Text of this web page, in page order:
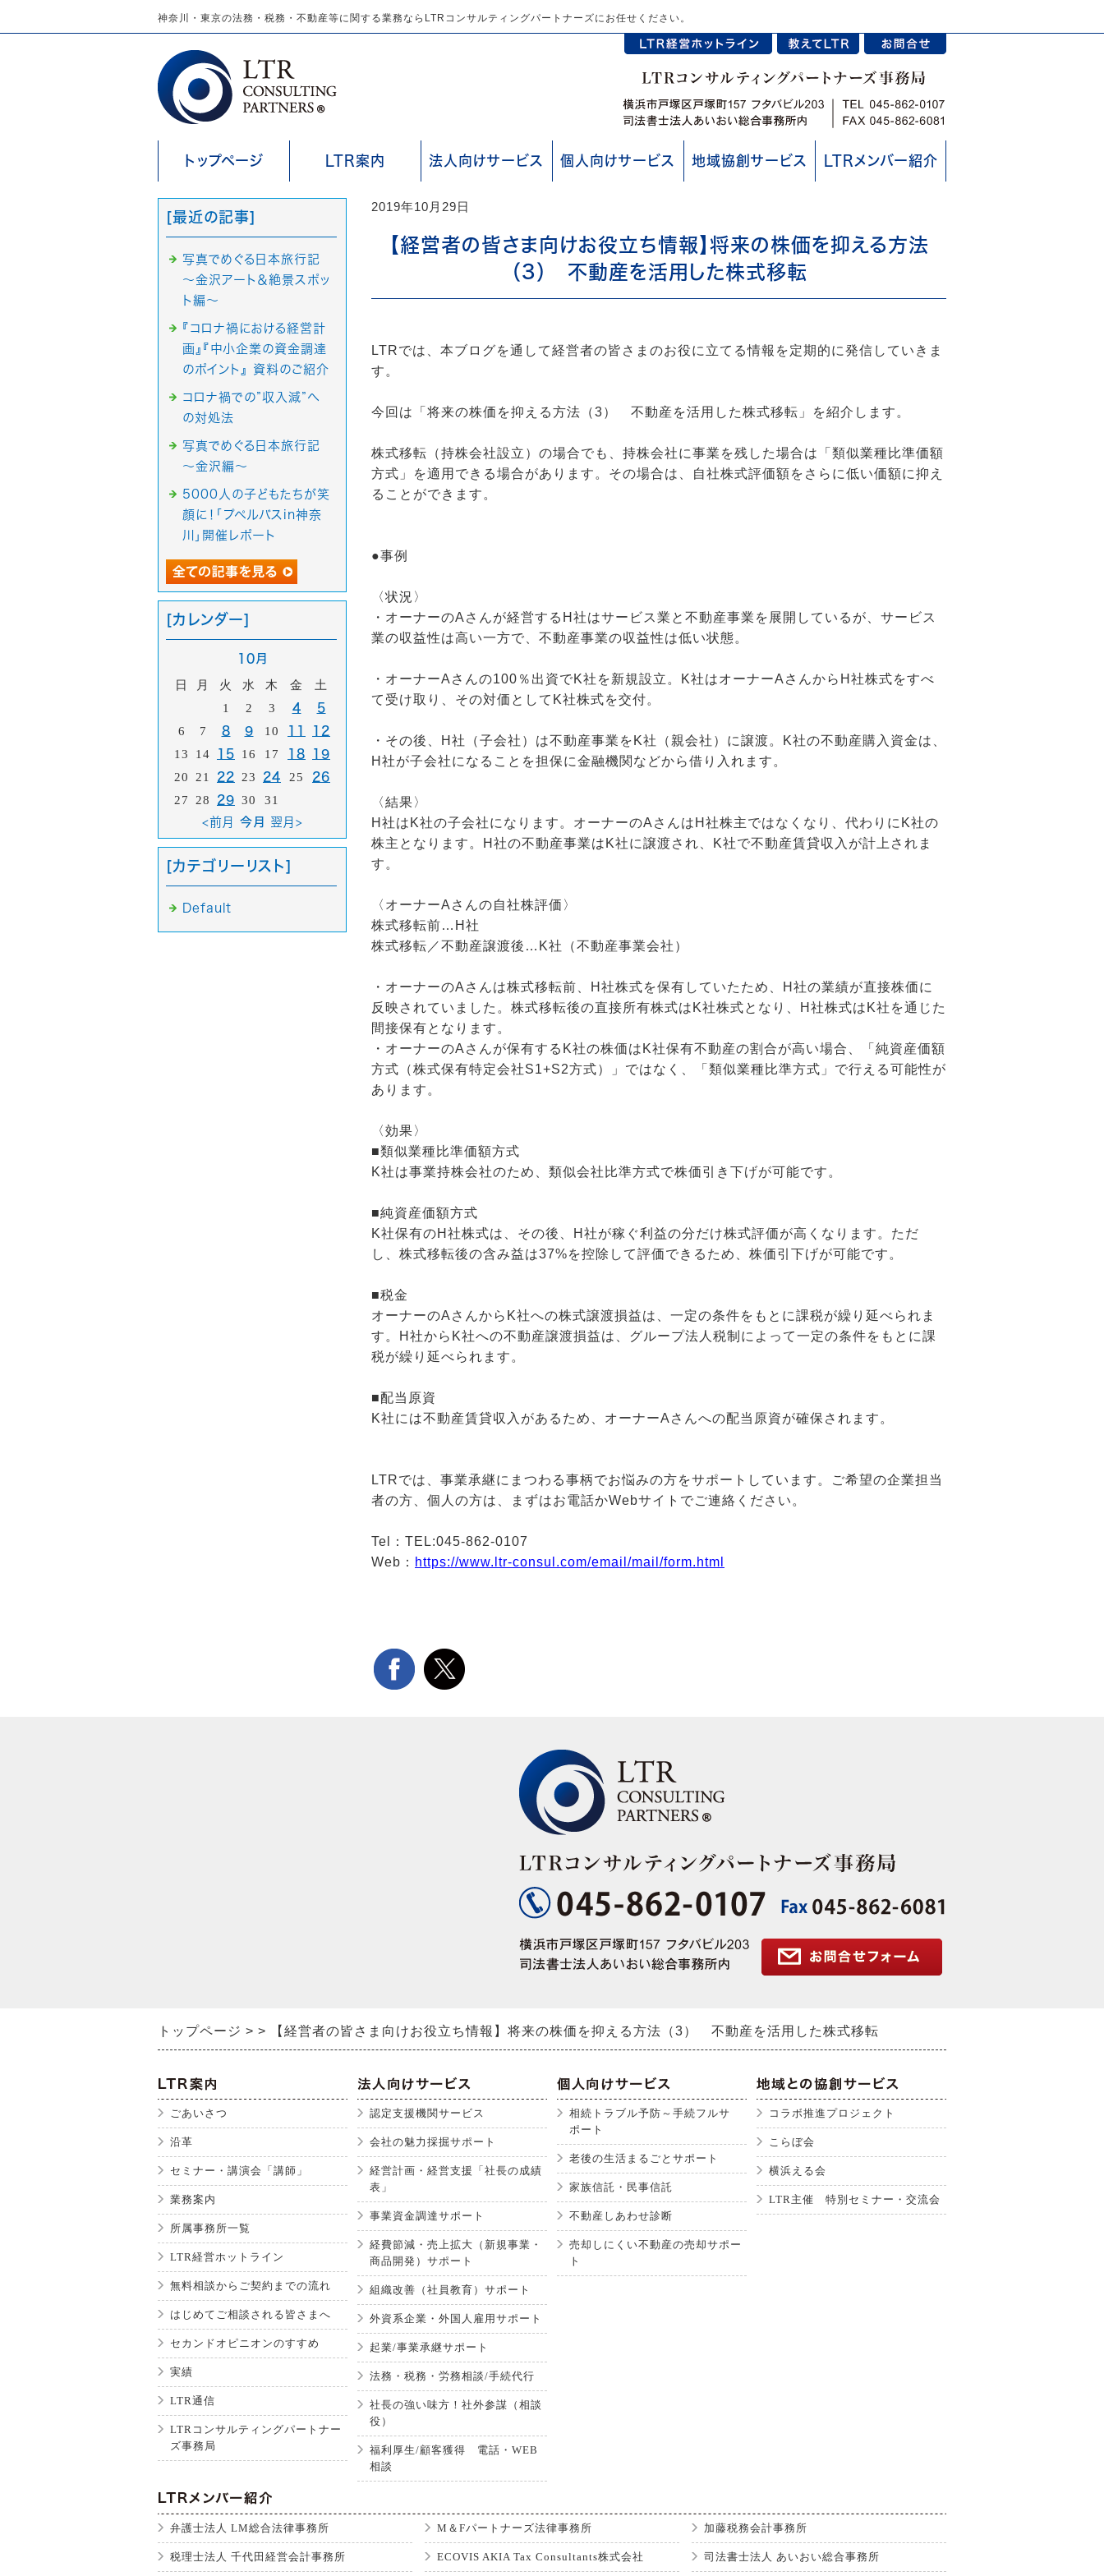
神奈川・東京の法務・税務・不動産等に関する業務ならLTRコンサルティングパートナーズにお任せください。
トップページ LTR案内 法人向けサービス 個人向けサービス 地域協創サービス LTRメンバー紹介
2019年10月29日
【経営者の皆さま向けお役立ち情報】将来の株価を抑える方法
（3） 不動産を活用した株式移転
LTRでは、本ブログを通して経営者の皆さまのお役に立てる情報を定期的に発信していきま
す。
今回は「将来の株価を抑える方法（3） 不動産を活用した株式移転」を紹介します。
株式移転（持株会社設立）の場合でも、持株会社に事業を残した場合は「類似業種比準価額
方式」を適用できる場合があります。その場合は、自社株式評価額をさらに低い価額に抑え
ることができます。
●事例
〈状況〉
・オーナーのAさんが経営するH社はサービス業と不動産事業を展開しているが、サービス
業の収益性は高い一方で、不動産事業の収益性は低い状態。
・オーナーAさんの100％出資でK社を新規設立。K社はオーナーAさんからH社株式をすべ
て受け取り、その対価としてK社株式を交付。
・その後、H社（子会社）は不動産事業をK社（親会社）に譲渡。K社の不動産購入資金は、
H社が子会社になることを担保に金融機関などから借り入れます。
〈結果〉
H社はK社の子会社になります。オーナーのAさんはH社株主ではなくなり、代わりにK社の
株主となります。H社の不動産事業はK社に譲渡され、K社で不動産賃貸収入が計上されま
す。
〈オーナーAさんの自社株評価〉
株式移転前…H社
株式移転／不動産譲渡後…K社（不動産事業会社）
・オーナーのAさんは株式移転前、H社株式を保有していたため、H社の業績が直接株価に
反映されていました。株式移転後の直接所有株式はK社株式となり、H社株式はK社を通じた
間接保有となります。
・オーナーのAさんが保有するK社の株価はK社保有不動産の割合が高い場合、「純資産価額
方式（株式保有特定会社S1+S2方式）」ではなく、「類似業種比準方式」で行える可能性が
あります。
〈効果〉
■類似業種比準価額方式
K社は事業持株会社のため、類似会社比準方式で株価引き下げが可能です。
■純資産価額方式
K社保有のH社株式は、その後、H社が稼ぐ利益の分だけ株式評価が高くなります。ただ
し、株式移転後の含み益は37%を控除して評価できるため、株価引下げが可能です。
■税金
オーナーのAさんからK社への株式譲渡損益は、一定の条件をもとに課税が繰り延べられま
す。H社からK社への不動産譲渡損益は、グループ法人税制によって一定の条件をもとに課
税が繰り延べられます。
■配当原資
K社には不動産賃貸収入があるため、オーナーAさんへの配当原資が確保されます。
LTRでは、事業承継にまつわる事柄でお悩みの方をサポートしています。ご希望の企業担当
者の方、個人の方は、まずはお電話かWebサイトでご連絡ください。
Tel：TEL:045-862-0107
Web： https://www.ltr-consul.com/email/mail/form.html
[最近の記事]
写真でめぐる日本旅行記
～金沢アート＆絶景スポッ
ト編～
『コロナ禍における経営計
画』『中小企業の資金調達
のポイント』 資料のご紹介
コロナ禍での”収入減”へ
の対処法
写真でめぐる日本旅行記
～金沢編～
5000人の子どもたちが笑
顔に！「プペルバスin神奈
川」開催レポート
[カレンダー]
10月
日 月 火 水 木 金
土
1
2 3 4 5
6 7 8 9 10 11 12
13 14 15 16 17 18 19
20 21 22 23 24 25 26
27 28 29 30 31
<前月 今月 翌月>
[カテゴリーリスト]
Default
トップページ 【経営者の皆さま向けお役立ち情報】将来の株価を抑える方法（3） 不動産を活用した株式移転
ごあいさつ
沿革
セミナー・講演会「講師」
業務案内
所属事務所一覧
LTR経営ホットライン
無料相談からご契約までの流れ
はじめてご相談される皆さまへ
セカンドオピニオンのすすめ
実績
LTR通信
LTRコンサルティングパートナー
ズ事務局
認定支援機関サービス
会社の魅力採掘サポート
経営計画・経営支援「社長の成績
表」
事業資金調達サポート
経費節減・売上拡大（新規事業・
商品開発）サポート
組織改善（社員教育）サポート
外資系企業・外国人雇用サポート
起業/事業承継サポート
法務・税務・労務相談/手続代行
社長の強い味方！社外参謀（相談
役）
福利厚生/顧客獲得 電話・WEB
相談
相続トラブル予防～手続フルサ
ポート
老後の生活まるごとサポート
家族信託・民事信託
不動産しあわせ診断
売却しにくい不動産の売却サポー
ト
コラボ推進プロジェクト
こらぼ会
横浜える会
LTR主催 特別セミナー・交流会
弁護士法人 LM総合法律事務所 M＆Fパートナーズ法律事務所 加藤税務会計事務所
税理士法人 千代田経営会計事務所 ECOVIS AKIA Tax Consultants株式会社 司法書士法人 あいおい総合事務所